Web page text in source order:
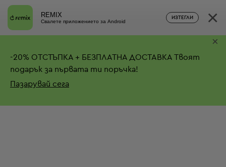
REMIX
Свалете приложението за Android
ИЗТЕГЛИ ×
-20% ОТСТЪПКА + БЕЗПЛАТНА ДОСТАВКА Твоят
подарък за първата ти поръчка!
Пазарувай сега
×